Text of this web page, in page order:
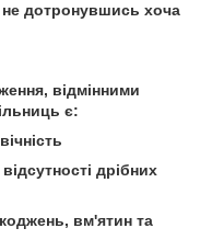
дотронувшись хоча
відмінними
є:
дрібних
вм'ятин та